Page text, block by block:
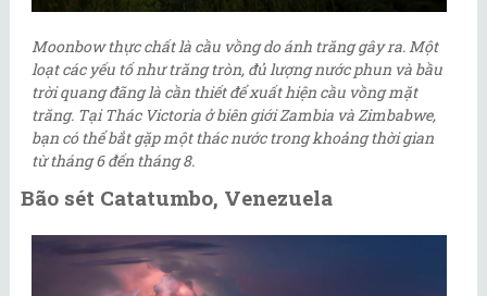
Moonbow thực chất là cầu vồng do ánh trăng gây ra. Một
loạt các yếu tố như trăng tròn, đủ lượng nước phun và bầu
trời quang đãng là cần thiết để xuất hiện cầu vồng mặt
trăng. Tại Thác Victoria ở biên giới Zambia và Zimbabwe,
bạn có thể bắt gặp một thác nước trong khoảng thời gian
từ tháng 6 đến tháng 8.
Bão sét Catatumbo, Venezuela